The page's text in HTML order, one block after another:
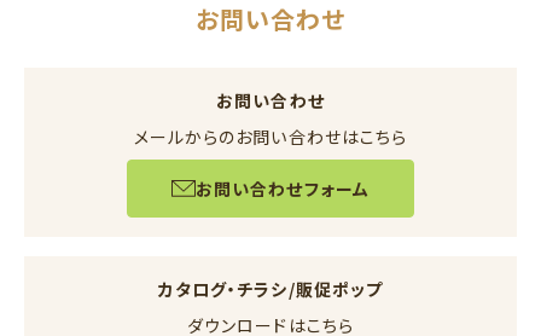
お問い合わせ
お問い合わせ
メールからのお問い合わせはこちら
お問い合わせフォーム
カタログ・チラシ/販促ポップ
ダウンロードはこちら